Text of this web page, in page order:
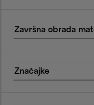
Završna obrada
Značajke